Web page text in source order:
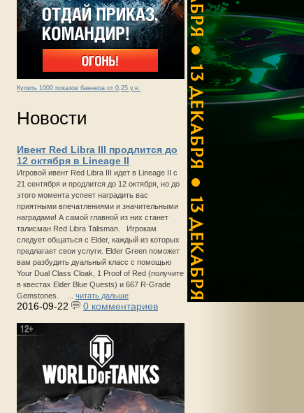
Купить 1000 показов баннера от 0,25 у.е.
Новости
Ивент Red Libra III продлится до
12 октября в Lineage II
Игровой ивент Red Libra III идет в Lineage II с
21 сентября и продлится до 12 октября, но до
этого момента успеет наградить вас
приятными впечатлениями и значительными
наградами! А самой главной из них станет
талисман Red Libra Talisman. Игрокам
следует общаться с Elder, каждый из которых
предлагает свои услуги. Elder Green поможет
вам разбудить дуальный класс с помощью
Your Dual Class Cloak, 1 Proof of Red (получите
в квестах Elder Blue Quests) и 667 R-Grade
Gemstones. ... читать дальше
2016-09-22 0 комментариев